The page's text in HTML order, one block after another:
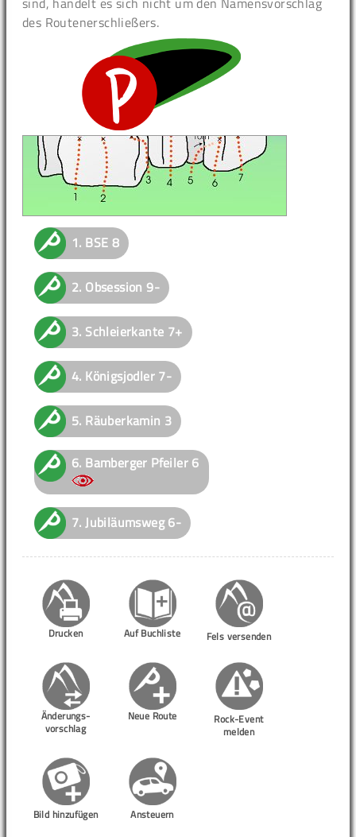
des Routenerschließers.
1. BSE 8
2. Obsession 9-
3. Schleierkante 7+
4. Königsjodler 7-
5. Räuberkamin 3
6. Bamberger Pfeiler 6
7.Jubiläumsweg6-
Drucken Auf Buchliste Fels versenden
Änderungs-
vorschlag
Neue Route
Rock-Event
melden
Bild hinzufügen Ansteuern